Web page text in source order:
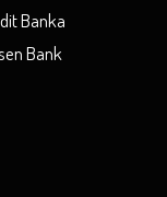
Banka
Bank